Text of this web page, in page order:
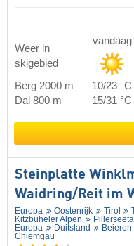
Weer in
skigebied
vandaag
Berg 2000 m 10/23 °C
Dal 800 m
15/31 °C
Steinplatte
Waidring/​Reit im
Europa Oostenrijk Tirol
Kitzbüheler Alpen
Europa
Duitsland Beieren
Chiemgau